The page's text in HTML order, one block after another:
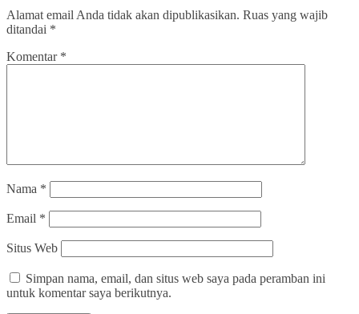
Alamat email Anda tidak akan dipublikasikan. Ruas yang wajib
ditandai *
Komentar *
Nama *
Email *
Situs Web
Simpan nama, email, dan situs web saya pada peramban ini
untuk komentar saya berikutnya.